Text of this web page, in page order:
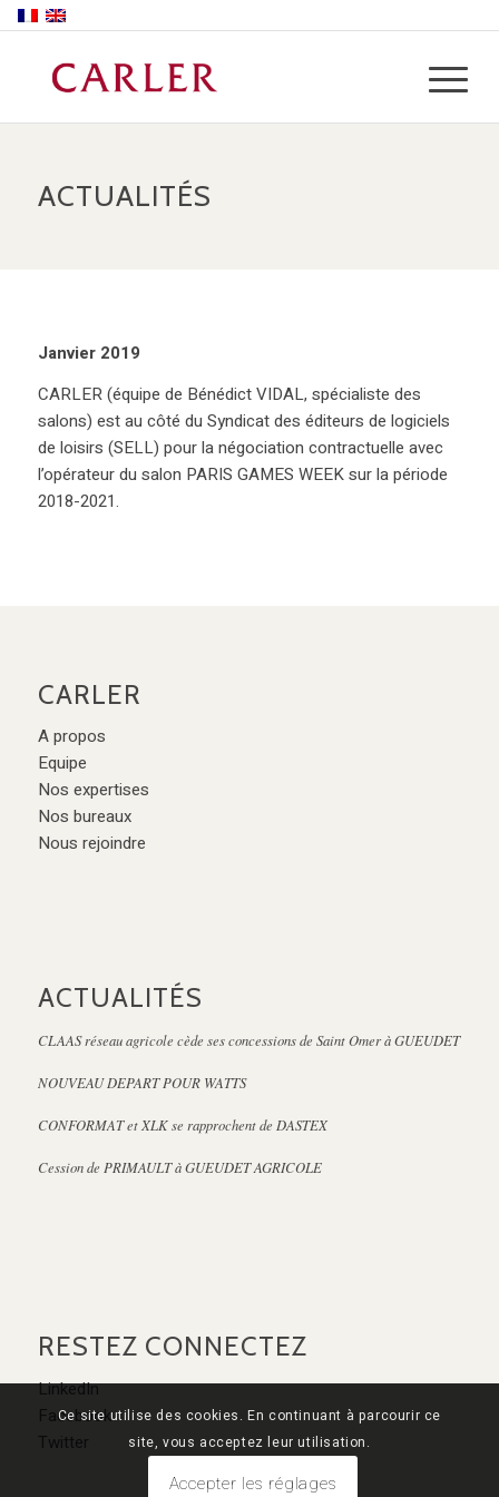
ACTUALITÉS
Janvier 2019
CARLER (équipe de Bénédict VIDAL, spécialiste des
salons) est au côté du Syndicat des éditeurs de logiciels
de loisirs (SELL) pour la négociation contractuelle avec
l’opérateur du salon PARIS GAMES WEEK sur la période
2018-2021.
CARLER
A propos
Equipe
Nos expertises
Nos bureaux
Nous rejoindre
ACTUALITÉS
CLAAS réseau agricole cède ses concessions de Saint Omer à GUEUDET
NOUVEAU DEPART POUR WATTS
CONFORMAT et XLK se rapprochent de DASTEX
Cession de PRIMAULT à GUEUDET AGRICOLE
RESTEZ CONNECTEZ
LinkedIn
Facebook
Twitter
Ce site utilise des cookies. En continuant à parcourir ce
site, vous acceptez leur utilisation.
Accepter les réglages